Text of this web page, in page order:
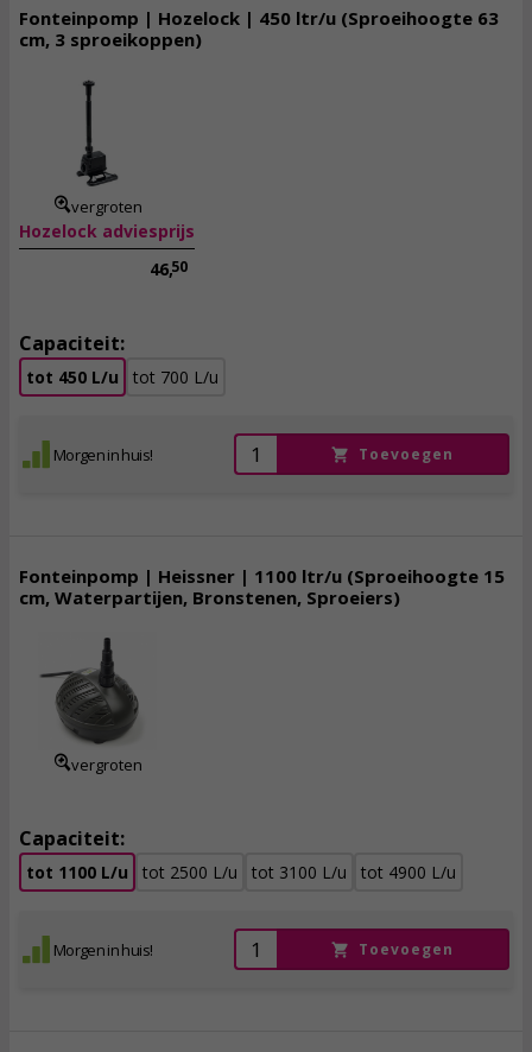
Fonteinpomp | Hozelock | 450 ltr/u (Sproeihoogte 63
cm, 3 sproeikoppen)
vergroten
Hozelock adviesprijs
46,50
Capaciteit:
tot 450 L/u tot 700 L/u
Morgen in huis! Toevoegen
Fonteinpomp | Heissner | 1100 ltr/u (Sproeihoogte 15
cm, Waterpartijen, Bronstenen, Sproeiers)
vergroten
Capaciteit:
tot 1100 L/u tot 2500 L/u tot 3100 L/u tot 4900 L/u
Morgen in huis! Toevoegen